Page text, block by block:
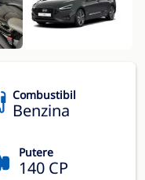
Combustibil
Benzina
Putere
140 CP